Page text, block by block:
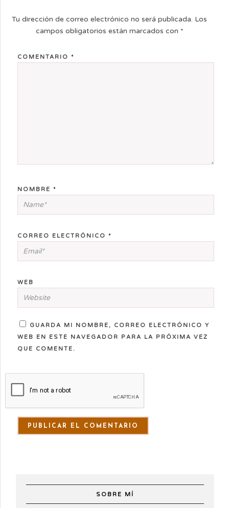
Tu dirección de correo electrónico no será publicada. Los
campos obligatorios están marcados con *
COMENTARIO *
NOMBRE *
CORREO ELECTRÓNICO *
WEB
GUARDA MI NOMBRE, CORREO ELECTRÓNICO Y
WEB EN ESTE NAVEGADOR PARA LA PRÓXIMA VEZ
QUE COMENTE.
SOBRE MÍ